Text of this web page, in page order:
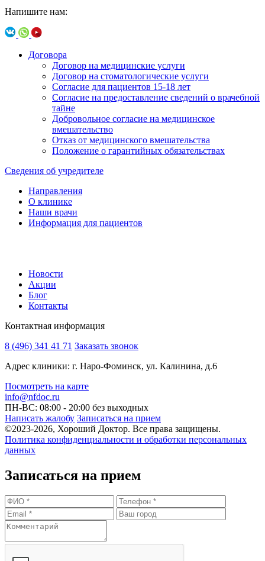
Напишите нам:
Договора
Договор на медицинские услуги
Договор на стоматологические услуги
Согласие для пациентов 15-18 лет
Согласие на предоставление сведений о врачебной
тайне
Добровольное согласие на медицинское
вмешательство
Отказ от медицинского вмешательства
Положение о гарантийных обязательствах
Сведения об учредителе
Направления
О клинике
Наши врачи
Информация для пациентов
Новости
Акции
Блог
Контакты
Контактная информация
8 (496) 341 41 71 Заказать звонок
Адрес клиники: г. Наро-Фоминск, ул. Калинина, д.6
Посмотреть на карте
info@nfdoc.ru
ПН-ВС: 08:00 - 20:00 без выходных
Написать жалобу Записаться на прием
©2023-2026, Хороший Доктор. Все права защищены.
Политика конфиденциальности и обработки персональных
данных
Записаться на прием